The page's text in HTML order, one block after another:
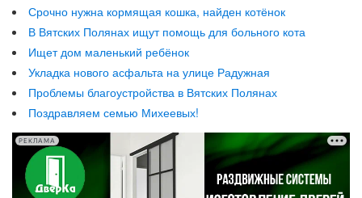
Срочно нужна кормящая кошка, найден котёнок
В Вятских Полянах ищут помощь для больного кота
Ищет дом маленький ребёнок
Укладка нового асфальта на улице Радужная
Проблемы благоустройства в Вятских Полянах
Поздравляем семью Михеевых!
РЕКЛАМА